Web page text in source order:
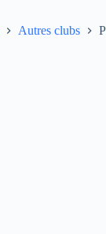
Autres clubs